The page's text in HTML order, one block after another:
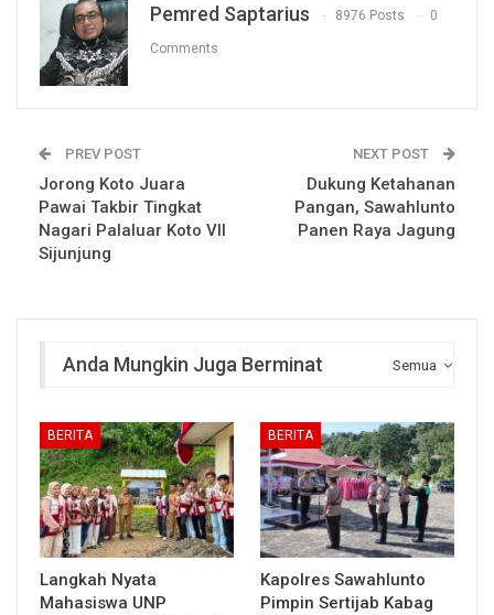
Pemred Saptarius 8976 Posts 0
Comments
PREV POST
Jorong Koto Juara
Pawai Takbir Tingkat
Nagari Palaluar Koto VII
Sijunjung
NEXT POST
Dukung Ketahanan
Pangan, Sawahlunto
Panen Raya Jagung
Semua
Anda Mungkin Juga Berminat
BERITA
Langkah Nyata
Mahasiswa UNP
BERITA
Kapolres Sawahlunto
Pimpin Sertijab Kabag